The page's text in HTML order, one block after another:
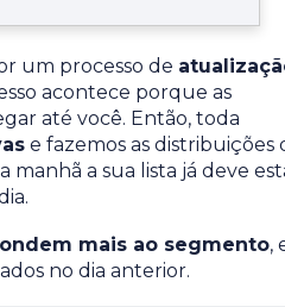
um processo de
acontece porque as
até você. Então, toda
e fazemos as distribuições
manhã a sua lista já deve
mais ao segmento,
no dia anterior.